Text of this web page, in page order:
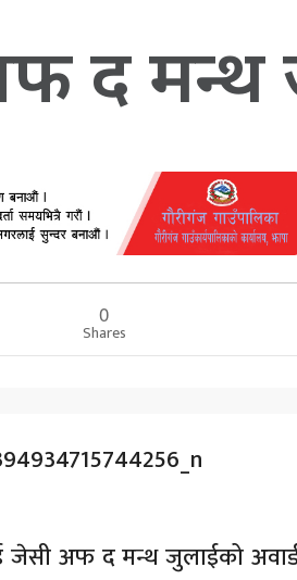
द मन्थ
0
Shares
जेसी अफ द मन्थ जुलाईको